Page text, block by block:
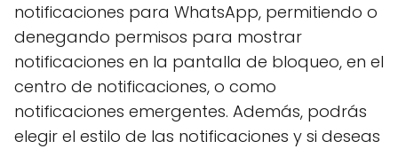
notificaciones para WhatsApp, permitiendo o
denegando permisos para mostrar
notificaciones en la pantalla de bloqueo, en el
centro de notificaciones, o como
notificaciones emergentes. Además, podrás
elegir el estilo de las notificaciones y si deseas